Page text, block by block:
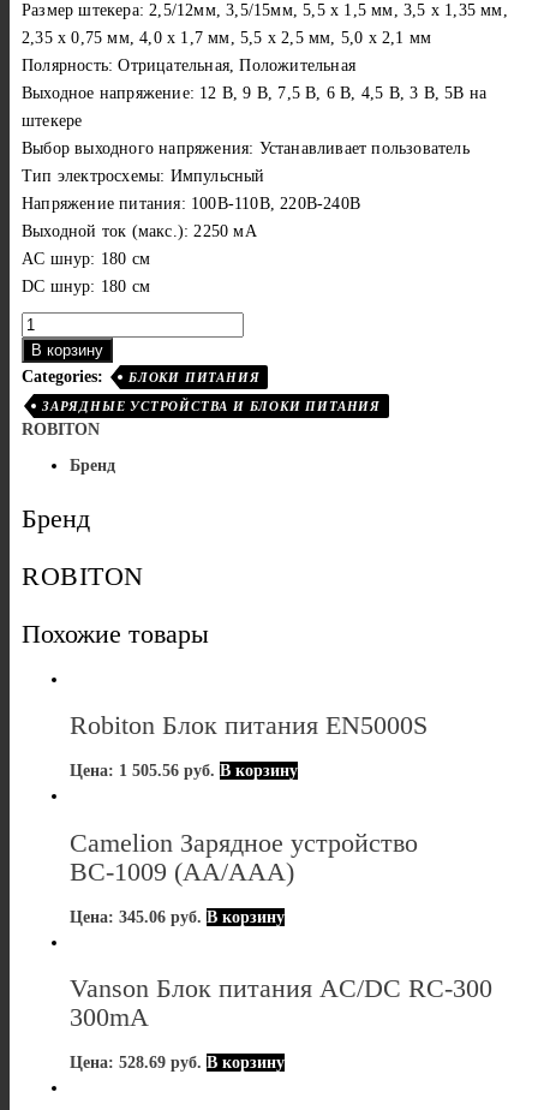
Размер штекера: 2,5/12мм, 3,5/15мм, 5,5 х 1,5 мм, 3,5 х 1,35 мм,
2,35 х 0,75 мм, 4,0 х 1,7 мм, 5,5 х 2,5 мм, 5,0 х 2,1 мм
Полярность: Отрицательная, Положительная
Выходное напряжение: 12 В, 9 В, 7,5 В, 6 В, 4,5 В, 3 В, 5В на
штекере
Выбор выходного напряжения: Устанавливает пользователь
Тип электросхемы: Импульсный
Напряжение питания: 100В-110В, 220В-240В
Выходной ток (макс.): 2250 мА
AС шнур: 180 см
DC шнур: 180 см
Количество
товара
Robiton
Блок
питания
EN2250S
В корзину
Categories:
БЛОКИ ПИТАНИЯ
ЗАРЯДНЫЕ УСТРОЙСТВА И БЛОКИ ПИТАНИЯ
ROBITON
Бренд
Бренд
ROBITON
Похожие товары
Robiton Блок питания EN5000S
Цена: 1 505.56 руб. В корзину
Camelion Зарядное устройство
ВС-1009 (АА/ААА)
Цена: 345.06 руб. В корзину
Vanson Блок питания AC/DC RC-300
300mA
Цена: 528.69 руб. В корзину